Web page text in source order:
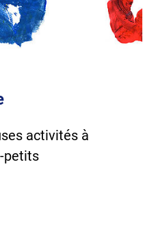
activités à
petits